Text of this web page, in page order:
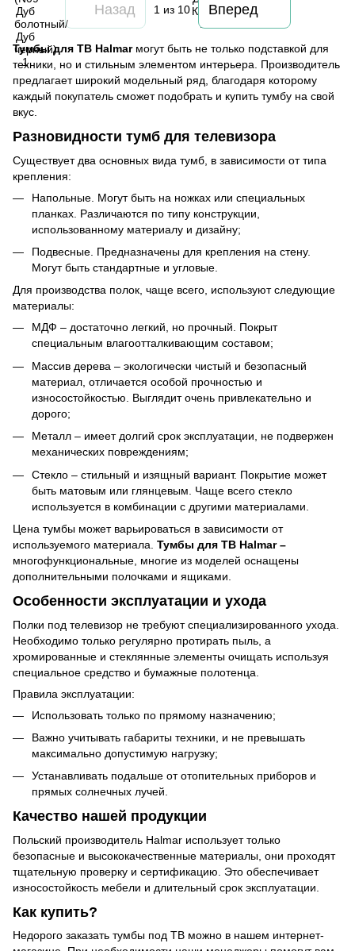
Назад 1 из 10 Вперед
Тумбы для ТВ Halmar могут быть не только подставкой для
техники, но и стильным элементом интерьера. Производитель
предлагает широкий модельный ряд, благодаря которому
каждый покупатель сможет подобрать и купить тумбу на свой
вкус.
Разновидности тумб для телевизора
Существует два основных вида тумб, в зависимости от типа
крепления:
Напольные. Могут быть на ножках или специальных
планках. Различаются по типу конструкции,
использованному материалу и дизайну;
Подвесные. Предназначены для крепления на стену.
Могут быть стандартные и угловые.
Для производства полок, чаще всего, используют следующие
материалы:
МДФ – достаточно легкий, но прочный. Покрыт
специальным влагоотталкивающим составом;
Массив дерева – экологически чистый и безопасный
материал, отличается особой прочностью и
износостойкостью. Выглядит очень привлекательно и
дорого;
Металл – имеет долгий срок эксплуатации, не подвержен
механических повреждениям;
Стекло – стильный и изящный вариант. Покрытие может
быть матовым или глянцевым. Чаще всего стекло
используется в комбинации с другими материалами.
Цена тумбы может варьироваться в зависимости от
используемого материала. Тумбы для ТВ Halmar–
многофункциональные, многие из моделей оснащены
дополнительными полочками и ящиками.
Особенности эксплуатации и ухода
Полки под телевизор не требуют специализированного ухода.
Необходимо только регулярно протирать пыль, а
хромированные и стеклянные элементы очищать используя
специальное средство и бумажные полотенца.
Правила эксплуатации:
Использовать только по прямому назначению;
Важно учитывать габариты техники, и не превышать
максимально допустимую нагрузку;
Устанавливать подальше от отопительных приборов и
прямых солнечных лучей.
Качество нашей продукции
Польский производитель Halmar использует только
безопасные и высококачественные материалы, они проходят
тщательную проверку и сертификацию. Это обеспечивает
износостойкость мебели и длительный срок эксплуатации.
Как купить?
Недорого заказать тумбы под ТВ можно в нашем интернет-